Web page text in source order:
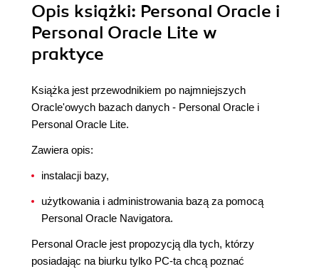
Opis książki: Personal Oracle i
Personal Oracle Lite w
praktyce
Książka jest przewodnikiem po najmniejszych
Oracle'owych bazach danych - Personal Oracle i
Personal Oracle Lite.
Zawiera opis:
instalacji bazy,
użytkowania i administrowania bazą za pomocą
Personal Oracle Navigatora.
Personal Oracle jest propozycją dla tych, którzy
posiadając na biurku tylko PC-ta chcą poznać